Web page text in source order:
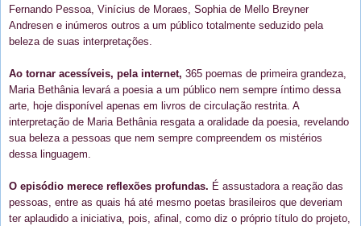
Fernando Pessoa, Vinícius de Moraes, Sophia de Mello Breyner
Andresen e inúmeros outros a um público totalmente seduzido pela
beleza de suas interpretações.
Ao tornar acessíveis, pela internet, 365 poemas de primeira grandeza,
Maria Bethânia levará a poesia a um público nem sempre íntimo dessa
arte, hoje disponível apenas em livros de circulação restrita. A
interpretação de Maria Bethânia resgata a oralidade da poesia, revelando
sua beleza a pessoas que nem sempre compreendem os mistérios
dessa linguagem.
O episódio merece reflexões profundas. É assustadora a reação das
pessoas, entre as quais há até mesmo poetas brasileiros que deveriam
ter aplaudido a iniciativa, pois, afinal, como diz o próprio título do projeto,